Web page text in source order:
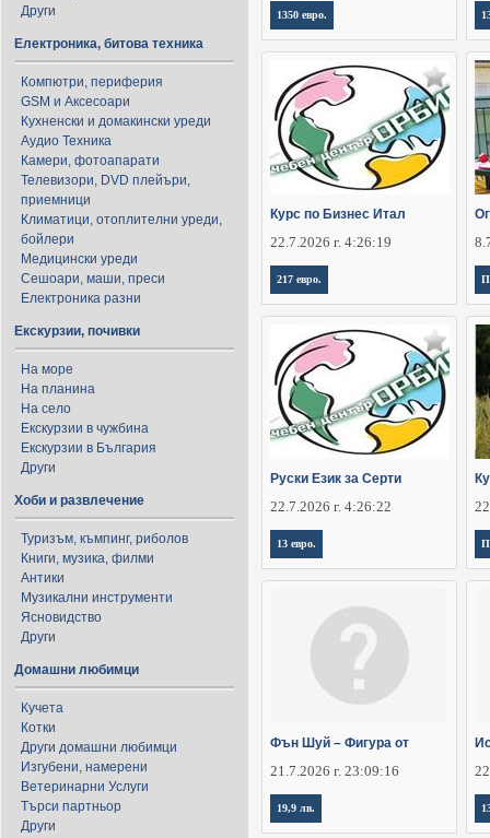
Други
Електроника, битова техника
Компютри, периферия
GSM и Аксесоари
Кухненски и домакински уреди
Аудио Техника
Камери, фотоапарати
Телевизори, DVD плейъри,
приемници
Климатици, отоплителни уреди,
бойлери
Медицински уреди
Сешоари, маши, преси
Електроника разни
Екскурзии, почивки
На море
На планина
На село
Екскурзии в чужбина
Екскурзии в България
Други
Хоби и развлечение
Туризъм, къмпинг, риболов
Книги, музика, филми
Антики
Музикални инструменти
Ясновидство
Други
Домашни любимци
Кучета
Котки
Други домашни любимци
Изгубени, намерени
Ветеринарни Услуги
Търси партньор
Други
1350 евро.
Курс по Бизнес Итал
22.7.2026 г. 4:26:19
217 евро.
Руски Език за Серти
22.7.2026 г. 4:26:22
13 евро.
Фън Шуй – Фигура от
21.7.2026 г. 23:09:16
19,9 лв.